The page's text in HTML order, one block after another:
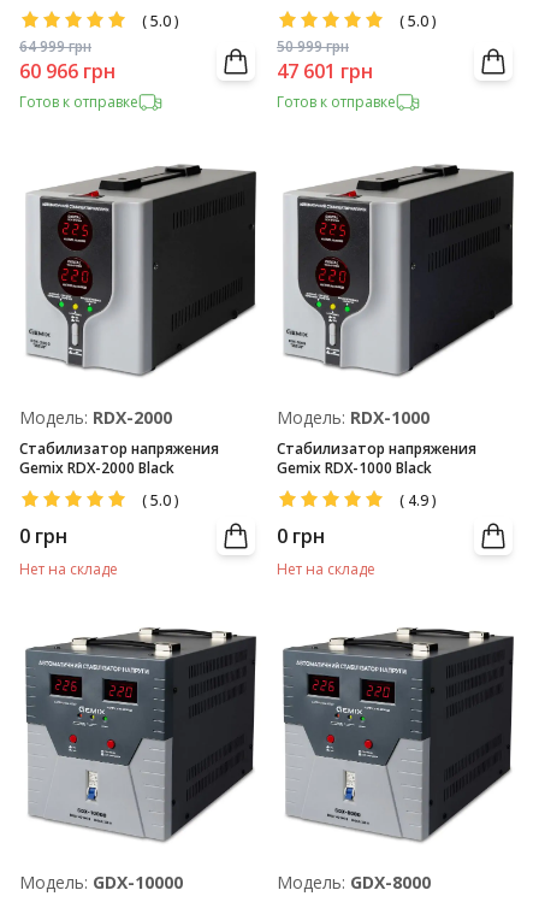
(5.0)
64 999грн
60 966 грн
Готов к отправке
(5.0)
50 999грн
47 601 грн
Готов к отправке
Модель: RDX-2000
Стабилизатор напряжения
Gemix RDX-2000 Black
(5.0)
0 грн
Нет на складе
Модель: RDX-1000
Стабилизатор напряжения
Gemix RDX-1000 Black
( 4.9)
0 грн
Нет на складе
Модель: GDX-10000 Модель: GDX-8000